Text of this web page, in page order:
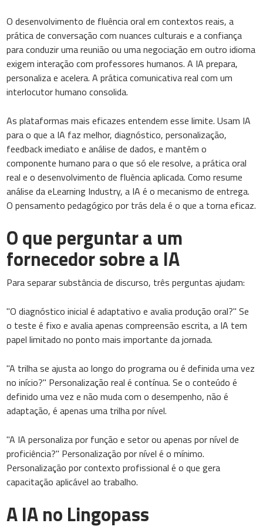
O desenvolvimento de fluência oral em contextos reais, a
prática de conversação com nuances culturais e a confiança
para conduzir uma reunião ou uma negociação em outro idioma
exigem interação com professores humanos. A IA prepara,
personaliza e acelera. A prática comunicativa real com um
interlocutor humano consolida.
As plataformas mais eficazes entendem esse limite. Usam IA
para o que a IA faz melhor, diagnóstico, personalização,
feedback imediato e análise de dados, e mantêm o
componente humano para o que só ele resolve, a prática oral
real e o desenvolvimento de fluência aplicada. Como resume
análise da eLearning Industry, a IA é o mecanismo de entrega.
O pensamento pedagógico por trás dela é o que a torna eficaz.
O que perguntar a um
fornecedor sobre a IA
Para separar substância de discurso, três perguntas ajudam:
"O diagnóstico inicial é adaptativo e avalia produção oral?" Se
o teste é fixo e avalia apenas compreensão escrita, a IA tem
papel limitado no ponto mais importante da jornada.
"A trilha se ajusta ao longo do programa ou é definida uma vez
no início?" Personalização real é contínua. Se o conteúdo é
definido uma vez e não muda com o desempenho, não é
adaptação, é apenas uma trilha por nível.
"A IA personaliza por função e setor ou apenas por nível de
proficiência?" Personalização por nível é o mínimo.
Personalização por contexto profissional é o que gera
capacitação aplicável ao trabalho.
A IA no Lingopass